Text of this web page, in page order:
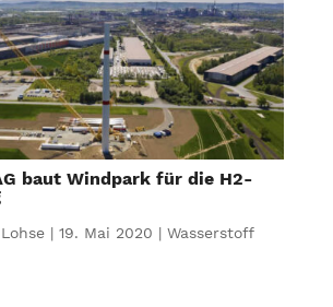
baut Windpark für die H2-
| 19. Mai 2020 | Wasserstoff